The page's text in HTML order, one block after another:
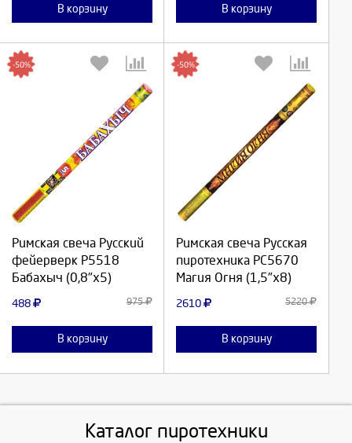
В корзину В корзину
Римская свеча Русский
фейерверк Р5518
Бабахыч (0,8"х5)
-50%
488 975
В корзину
Выберите количество:
Продолжить
Отмена
Римская свеча Русская
пиротехника РС5670
Магия Огня (1,5"х8)
-50%
2610 5220
В корзину
Выберите количество:
Продолжить
Отмена
Каталог пиротехники